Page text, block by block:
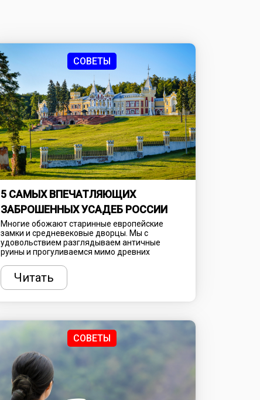
СОВЕТЫ
5 САМЫХ ВПЕЧАТЛЯЮЩИХ
ЗАБРОШЕННЫХ УСАДЕБ РОССИИ
Многие обожают старинные европейские
замки и средневековые дворцы. Мы с
удовольствием разглядываем античные
руины и прогуливаемся мимо древних
немало выдающихся архитектурных
достопримечательностей, в числе которых и
блиставшие когда-то роскошные усадьбы.
Читать
СОВЕТЫ